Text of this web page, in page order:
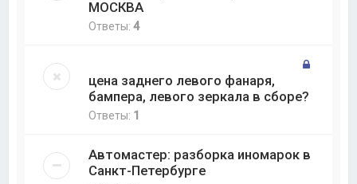
МОСКВА
Ответы:4
цена заднего левого фанаря,
бампера, левого зеркала в сборе?
Ответы: 1
Автомастер: разборка иномарок в
Санкт-Петербурге